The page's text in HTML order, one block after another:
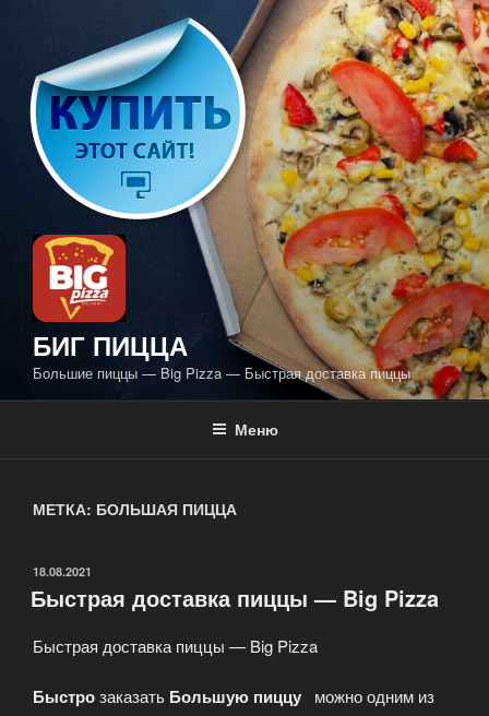
содержимому
БИГ ПИЦЦА
Большие пиццы — Big Pizza — Быстрая доставка пиццы
Меню
МЕТКА: БОЛЬШАЯ ПИЦЦА
ОПУБЛИКОВАНО
18.08.2021
Быстрая доставка пиццы — Big Pizza
Быстрая доставка пиццы — Big Pizza
Быстрозаказать Большую пиццу можно одним из